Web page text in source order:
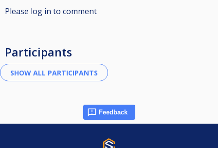
Please log in to comment
Participants
Feedback